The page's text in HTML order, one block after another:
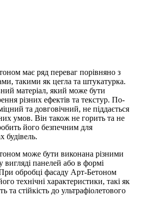
має ряд переваг порівняно з
такими як цегла та штукатурка.
матеріал, який може бути
різних ефектів та текстур. По-
та довговічний, не піддається
умов. Він також не горить та не
його безпечним для
будівель.
може бути виконана різними
панелей або в формі
обробці фасаду Арт-Бетоном
технічні характеристики, такі як
та стійкість до ультрафіолетового